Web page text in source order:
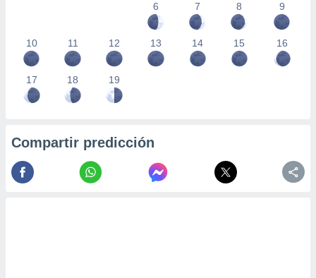
6
7 8 9
10 11 12 13 14 15 16
17 18 19
Compartir predicción